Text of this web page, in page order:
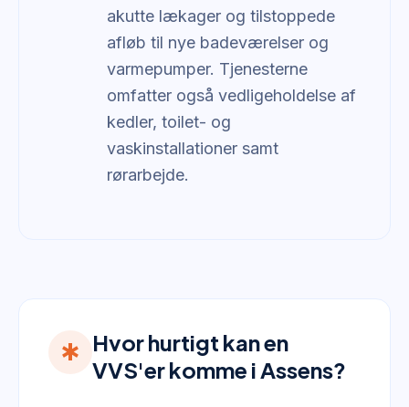
akutte lækager og tilstoppede
afløb til nye badeværelser og
varmepumper. Tjenesterne
omfatter også vedligeholdelse af
kedler, toilet- og
vaskinstallationer samt
rørarbejde.
emergency
Hvor hurtigt kan en
VVS'er komme i Assens?